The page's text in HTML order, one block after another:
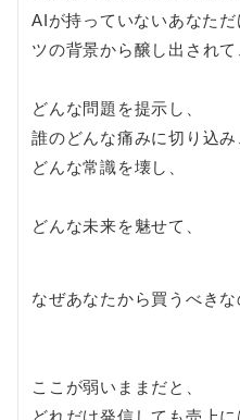
AIが持っていないあなた
ツの背景から醸し出されて
どんな問題を提示し、
誰のどんな痛みに切り込み
どんな常識を壊し、
どんな未来を魅せて、
なぜあなたから買うべきな
ここが弱いままだと、
どれだけ発信しても売上に